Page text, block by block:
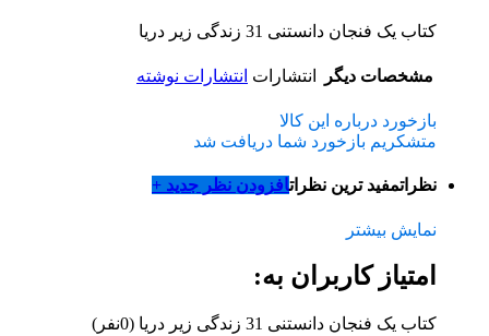
کتاب یک فنجان دانستنی 31 زندگی‌ زیر دریا
مشخصات دیگر انتشارات انتشارات نوشته
بازخورد درباره این کالا
متشکریم بازخورد شما دریافت شد
نظراتمفید ترین نظراتافزودن نظر جدید +
نمایش بیشتر
امتیاز کاربران به:
کتاب یک فنجان دانستنی 31 زندگی‌ زیر دریا
(0نفر)